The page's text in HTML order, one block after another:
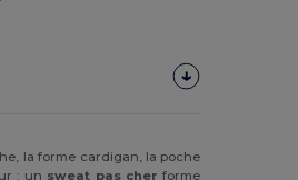
la forme cardigan, la poche
: un sweat pas cher forme